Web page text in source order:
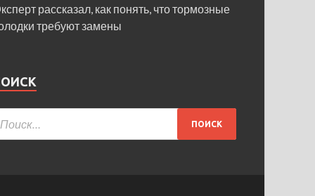
рассказал, как понять, что тормозные
требуют замены